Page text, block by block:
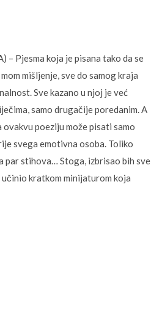
– Pjesma koja je pisana tako da se
mišljenje, sve do samog kraja
Sve kazano u njoj je već
samo drugačije poredanim. A
ovakvu poeziju može pisati samo
svega emotivna osoba. Toliko
par stihova… Stoga, izbrisao bih sve
kratkom minijaturom koja